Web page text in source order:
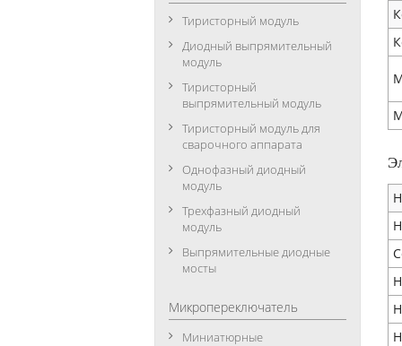
Тиристорный модуль
Диодный выпрямительный
модуль
Тиристорный
выпрямительный модуль
Тиристорный модуль для
сварочного аппарата
Однофазный диодный
модуль
Трехфазный диодный
модуль
Выпрямительные диодные
мосты
Микропереключатель
Миниатюрные